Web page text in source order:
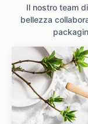
Il nostro team
bellezza